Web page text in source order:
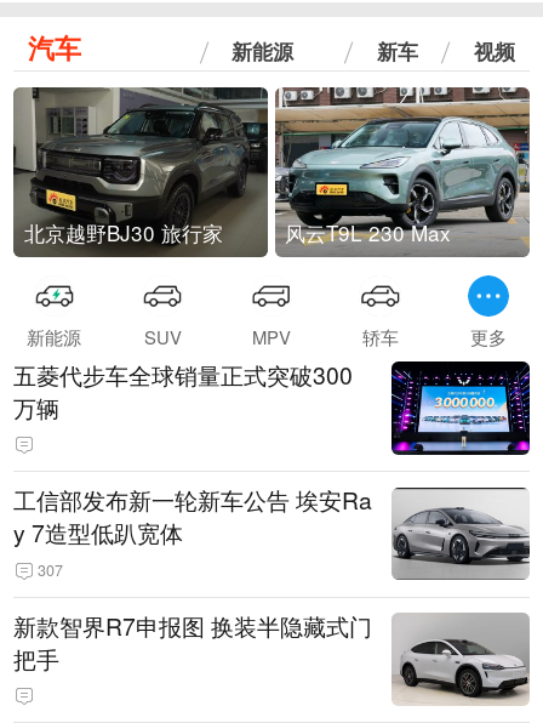
汽车 新能源 新车 视频
北京越野BJ30 旅行家 风云T9L 230 Max
新能源 SUV MPV 轿车 更多
五菱代步车全球销量正式突破300
万辆
工信部发布新一轮新车公告 埃安Ra
y 7造型低趴宽体
307
新款智界R7申报图 换装半隐藏式门
把手